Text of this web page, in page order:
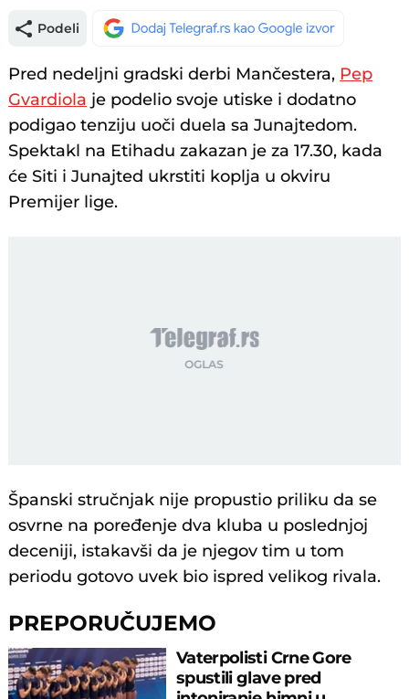
Podeli
Pred nedeljni gradski derbi Mančestera, Pep
Gvardiola je podelio svoje utiske i dodatno
podigao tenziju uoči duela sa Junajtedom.
Spektakl na Etihadu zakazan je za 17.30, kada
će Siti i Junajted ukrstiti koplja u okviru
Premijer lige.
Španski stručnjak nije propustio priliku da se
osvrne na poređenje dva kluba u poslednjoj
deceniji, istakavši da je njegov tim u tom
periodu gotovo uvek bio ispred velikog rivala.
PREPORUČUJEMO
Vaterpolisti Crne Gore
spustili glave pred